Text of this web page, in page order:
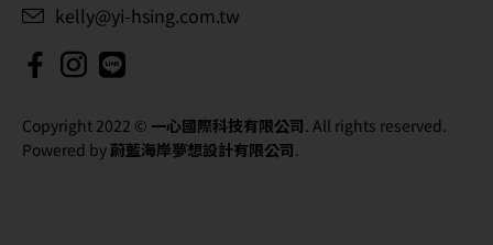
kelly@yi-hsing.com.tw
Copyright 2022 © 一心國際科技有限公司. All rights reserved.
Powered by 蔚藍海岸夢想設計有限公司.